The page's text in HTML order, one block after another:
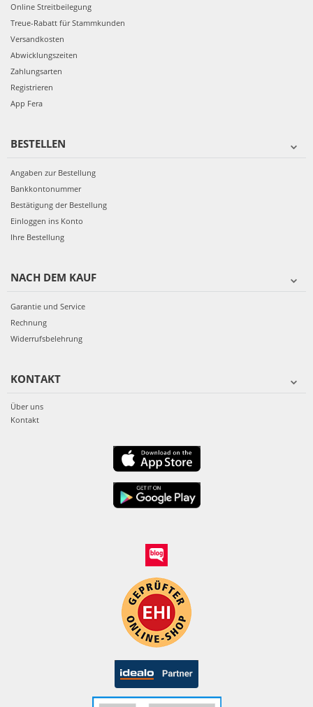
Online Streitbeilegung
Treue-Rabatt für Stammkunden
Versandkosten
Abwicklungszeiten
Zahlungsarten
Registrieren
App Fera
BESTELLEN
Angaben zur Bestellung
Bankkontonummer
Bestätigung der Bestellung
Einloggen ins Konto
Ihre Bestellung
NACH DEM KAUF
Garantie und Service
Rechnung
Widerrufsbelehrung
KONTAKT
Über uns
Kontakt